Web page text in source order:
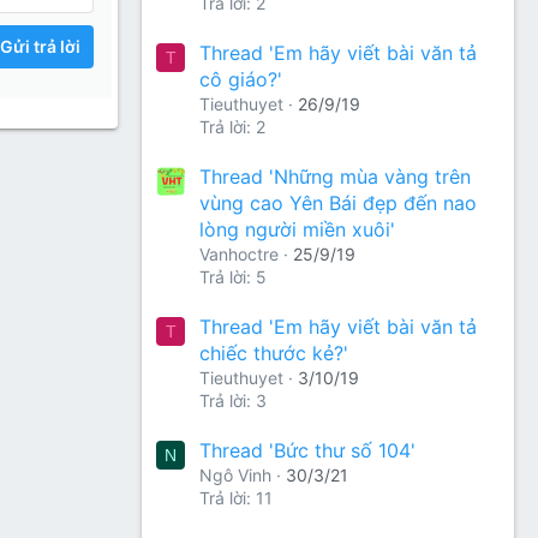
Gửi trả lời
T
Thread 'Em hãy viết bài văn tả
cô giáo?'
Tieuthuyet
26/9/19
Trả lời: 2
Thread 'Những mùa vàng trên
vùng cao Yên Bái đẹp đến nao
lòng người miền xuôi'
Vanhoctre
25/9/19
Trả lời: 5
T
Thread 'Em hãy viết bài văn tả
chiếc thước kẻ?'
Tieuthuyet
3/10/19
Trả lời: 3
N Thread 'Bức thư số 104'
Ngô Vinh
30/3/21
Trả lời: 11